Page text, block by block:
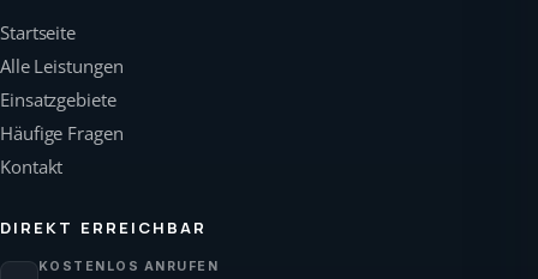
Startseite
Alle Leistungen
Einsatzgebiete
Häufige Fragen
Kontakt
DIREKT ERREICHBAR
KOSTENLOS ANRUFEN